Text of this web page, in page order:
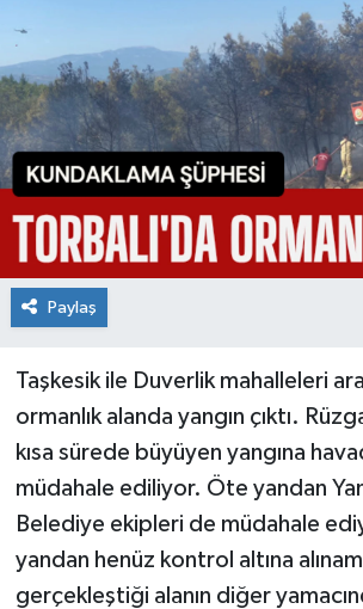
Paylaş
Taşkesik ile Duverlik mahalleleri
ormanlık alanda yangın çıktı.
kısa sürede büyüyen yangına
müdahale ediliyor. Öte yandan
Belediye ekipleri de müdahale
yandan henüz kontrol altına
gerçekleştiği alanın diğer